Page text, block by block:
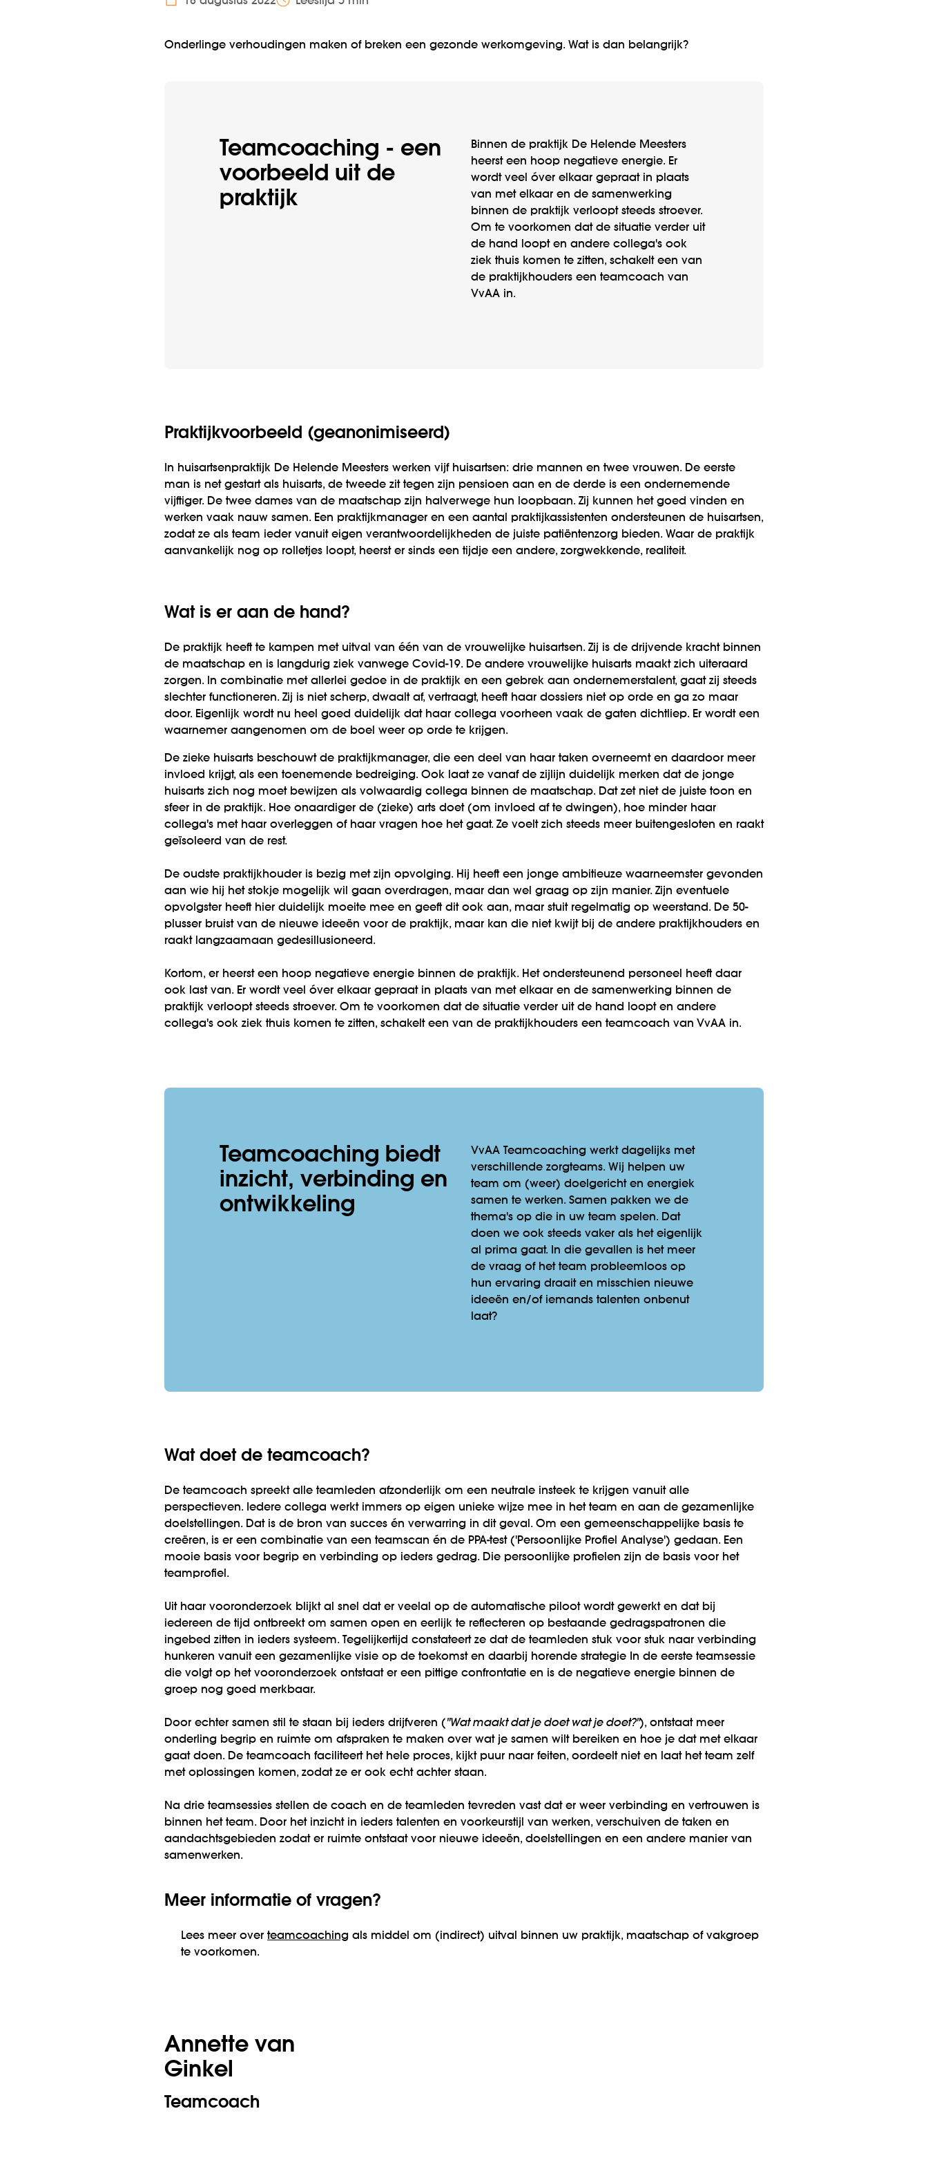
Onderlinge verhoudingen maken of breken een gezonde werkomgeving. Wat is dan belangrijk?
Teamcoaching - een
voorbeeld uit de
praktijk
Binnen de praktijk De Helende Meesters
heerst een hoop negatieve energie. Er
wordt veel óver elkaar gepraat in plaats
van met elkaar en de samenwerking
binnen de praktijk verloopt steeds stroever.
Om te voorkomen dat de situatie verder uit
de hand loopt en andere collega's ook
ziek thuis komen te zitten, schakelt een van
de praktijkhouders een teamcoach van
VvAA in.
Praktijkvoorbeeld (geanonimiseerd)
In huisartsenpraktijk De Helende Meesters werken vijf huisartsen: drie mannen en twee vrouwen. De eerste
man is net gestart als huisarts, de tweede zit tegen zijn pensioen aan en de derde is een ondernemende
vijftiger. De twee dames van de maatschap zijn halverwege hun loopbaan. Zij kunnen het goed vinden en
werken vaak nauw samen. Een praktijkmanager en een aantal praktijkassistenten ondersteunen de huisartsen,
zodat ze als team ieder vanuit eigen verantwoordelijkheden de juiste patiëntenzorg bieden. Waar de praktijk
aanvankelijk nog op rolletjes loopt, heerst er sinds een tijdje een andere, zorgwekkende, realiteit.
Wat is er aan de hand?
De praktijk heeft te kampen met uitval van één van de vrouwelijke huisartsen. Zij is de drijvende kracht binnen
de maatschap en is langdurig ziek vanwege Covid-19. De andere vrouwelijke huisarts maakt zich uiteraard
zorgen. In combinatie met allerlei gedoe in de praktijk en een gebrek aan ondernemerstalent, gaat zij steeds
slechter functioneren. Zij is niet scherp, dwaalt af, vertraagt, heeft haar dossiers niet op orde en ga zo maar
door. Eigenlijk wordt nu heel goed duidelijk dat haar collega voorheen vaak de gaten dichtliep. Er wordt een
waarnemer aangenomen om de boel weer op orde te krijgen.
De zieke huisarts beschouwt de praktijkmanager, die een deel van haar taken overneemt en daardoor meer
invloed krijgt, als een toenemende bedreiging. Ook laat ze vanaf de zijlijn duidelijk merken dat de jonge
huisarts zich nog moet bewijzen als volwaardig collega binnen de maatschap. Dat zet niet de juiste toon en
sfeer in de praktijk. Hoe onaardiger de (zieke) arts doet (om invloed af te dwingen), hoe minder haar
collega's met haar overleggen of haar vragen hoe het gaat. Ze voelt zich steeds meer buitengesloten en raakt
geïsoleerd van de rest.
De oudste praktijkhouder is bezig met zijn opvolging. Hij heeft een jonge ambitieuze waarneemster gevonden
aan wie hij het stokje mogelijk wil gaan overdragen, maar dan wel graag op zijn manier. Zijn eventuele
opvolgster heeft hier duidelijk moeite mee en geeft dit ook aan, maar stuit regelmatig op weerstand. De 50-
plusser bruist van de nieuwe ideeën voor de praktijk, maar kan die niet kwijt bij de andere praktijkhouders en
raakt langzaamaan gedesillusioneerd.
Kortom, er heerst een hoop negatieve energie binnen de praktijk. Het ondersteunend personeel heeft daar
ook last van. Er wordt veel óver elkaar gepraat in plaats van met elkaar en de samenwerking binnen de
praktijk verloopt steeds stroever. Om te voorkomen dat de situatie verder uit de hand loopt en andere
collega's ook ziek thuis komen te zitten, schakelt een van de praktijkhouders een teamcoach van VvAA in.
Teamcoaching biedt
inzicht, verbinding en
ontwikkeling
VvAA Teamcoaching werkt dagelijks met
verschillende zorgteams. Wij helpen uw
team om (weer) doelgericht en energiek
samen te werken. Samen pakken we de
thema's op die in uw team spelen. Dat
doen we ook steeds vaker als het eigenlijk
al prima gaat. In die gevallen is het meer
de vraag of het team probleemloos op
hun ervaring draait en misschien nieuwe
ideeën en/of iemands talenten onbenut
laat?
Wat doet de teamcoach?
De teamcoach spreekt alle teamleden afzonderlijk om een neutrale insteek te krijgen vanuit alle
perspectieven. Iedere collega werkt immers op eigen unieke wijze mee in het team en aan de gezamenlijke
doelstellingen. Dat is de bron van succes én verwarring in dit geval. Om een gemeenschappelijke basis te
creëren, is er een combinatie van een teamscan én de PPA-test ('Persoonlijke Profiel Analyse') gedaan. Een
mooie basis voor begrip en verbinding op ieders gedrag. Die persoonlijke profielen zijn de basis voor het
teamprofiel.
Uit haar vooronderzoek blijkt al snel dat er veelal op de automatische piloot wordt gewerkt en dat bij
iedereen de tijd ontbreekt om samen open en eerlijk te reflecteren op bestaande gedragspatronen die
ingebed zitten in ieders systeem. Tegelijkertijd constateert ze dat de teamleden stuk voor stuk naar verbinding
hunkeren vanuit een gezamenlijke visie op de toekomst en daarbij horende strategie In de eerste teamsessie
die volgt op het vooronderzoek ontstaat er een pittige confrontatie en is de negatieve energie binnen de
groep nog goed merkbaar.
Door echter samen stil te staan bij ieders drijfveren ("Wat maakt dat je doet wat je doet?"), ontstaat meer
onderling begrip en ruimte om afspraken te maken over wat je samen wilt bereiken en hoe je dat met elkaar
gaat doen. De teamcoach faciliteert het hele proces, kijkt puur naar feiten, oordeelt niet en laat het team zelf
met oplossingen komen, zodat ze er ook echt achter staan.
Na drie teamsessies stellen de coach en de teamleden tevreden vast dat er weer verbinding en vertrouwen is
binnen het team. Door het inzicht in ieders talenten en voorkeurstijl van werken, verschuiven de taken en
aandachtsgebieden zodat er ruimte ontstaat voor nieuwe ideeën, doelstellingen en een andere manier van
samenwerken.
Meer informatie of vragen?
Lees meer over teamcoaching als middel om (indirect) uitval binnen uw praktijk, maatschap of vakgroep
te voorkomen.
Annette van
Ginkel
Teamcoach